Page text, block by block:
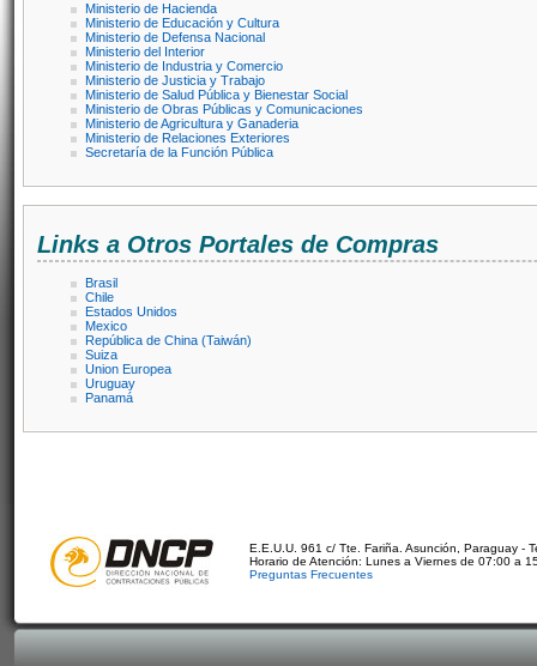
Ministerio de Hacienda
Ministerio de Educación y Cultura
Ministerio de Defensa Nacional
Ministerio del Interior
Ministerio de Industria y Comercio
Ministerio de Justicia y Trabajo
Ministerio de Salud Pública y Bienestar Social
Ministerio de Obras Públicas y Comunicaciones
Ministerio de Agricultura y Ganaderia
Ministerio de Relaciones Exteriores
Secretaría de la Función Pública
Links a Otros Portales de Compras
Brasil
Chile
Estados Unidos
Mexico
República de China (Taiwán)
Suiza
Union Europea
Uruguay
Panamá
E.E.U.U. 961 c/ Tte. Fariña. Asunción, Paraguay -
Horario de Atención: Lunes a Viernes de 07:00 a
Preguntas Frecuentes